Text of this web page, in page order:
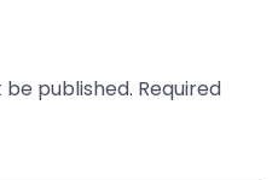
published. Required